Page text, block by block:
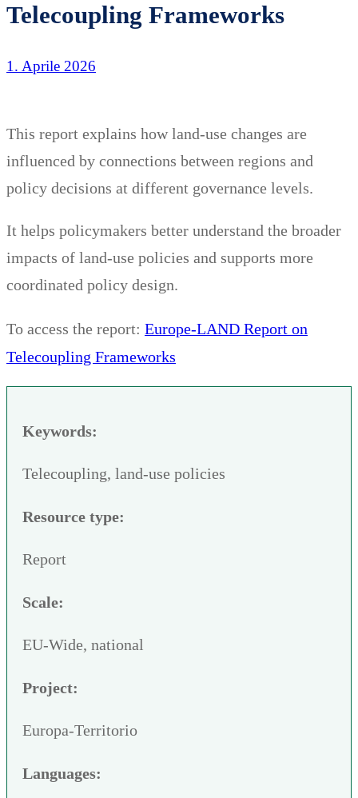
Telecoupling Frameworks
1. Aprile 2026
This report explains how land-use changes are
influenced by connections between regions and
policy decisions at different governance levels.
It helps policymakers better understand the broader
impacts of land-use policies and supports more
coordinated policy design.
To access the report: Europe-LAND Report on
Telecoupling Frameworks
Keywords:
Telecoupling, land-use policies
Resource type:
Report
Scale:
EU-Wide, national
Project:
Europa-Territorio
Languages: